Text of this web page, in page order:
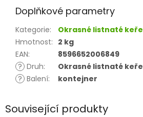
Doplňkové parametry
Kategorie:
Okrasné listnaté keře
Hmotnost: 2 kg
EAN:
8596652006849
? Druh:
Okrasné listnaté keře
? Balení: kontejner
Související produkty